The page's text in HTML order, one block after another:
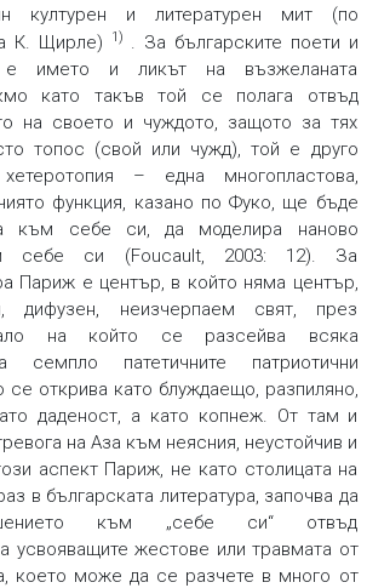
културен и литературен мит (по
К. Щирле)
1) . За българските поети и
е името и ликът на възжеланата
като такъв той се полага отвъд
на своето и чуждото, защото за тях
топос (свой или чужд), той е друго
– една многопластова,
функция, казано по Фуко, ще бъде
към себе си, да моделира наново
себе си (Foucault, 2003: 12). За
Париж е център, в който няма център,
дифузен, неизчерпаем свят, през
на който се разсейва всяка
семпло патетичните патриотични
се открива като блуждаещо, разпиляно,
даденост, а като копнеж. От там и
на Аза към неясния, неустойчив и
аспект Париж, не като столицата на
в българската литература, започва да
към „себе си“ отвъд
усвояващите жестове или травмата от
което може да се разчете в много от